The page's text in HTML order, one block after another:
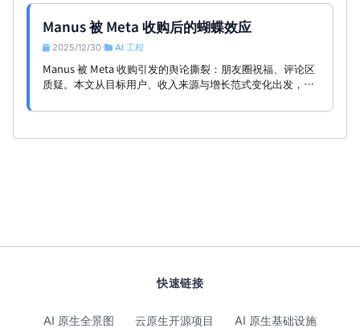
Manus 被 Meta 收购后的蝴蝶效应
2025/12/30• AI 工程
Manus 被 Meta 收购引发的舆论撕裂：朋友圈祝福、评论区
质疑。本文从目标用户、收入来源与增长范式变化出发，讨
快速链接
AI 原生全景图 云原生开源项目 AI 原生基础设施